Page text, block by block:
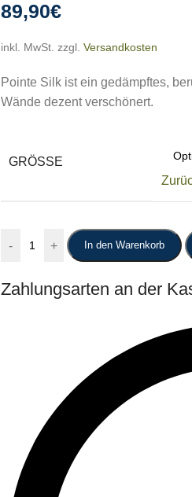
89,90€
inkl. MwSt. zzgl. Versandkosten
Pointe Silk ist ein gedämpftes,
Wände dezent verschönert.
GRÖSSE
- + In den Warenkorb
Zahlungsarten an der